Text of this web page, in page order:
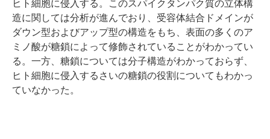
ヒト細胞に侵入する。このスパイクタンパク質の立体構
造に関しては分析が進んでおり、受容体結合ドメインが
ダウン型およびアップ型の構造をもち、表面の多くのア
ミノ酸が糖鎖によって修飾されていることがわかってい
る。一方、糖鎖については分子構造がわかっておらず、
ヒト細胞に侵入するさいの糖鎖の役割についてもわかっ
ていなかった。